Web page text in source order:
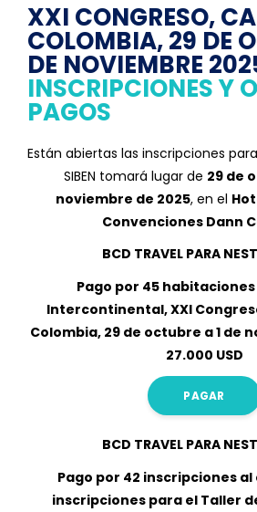
XXI CONGRESO,
COLOMBIA, 29 DE
DE NOVIEMBRE
INSCRIPCIONES Y
PAGOS
Están abiertas las inscripciones
SIBEN tomará lugar de 29 de
noviembre de 2025, en el
Convenciones Dann
BCD TRAVEL PARA
Pago por 45
Intercontinental, XXI
Colombia, 29 de octubre a 1 de
27.000 USD
PAGAR
BCD TRAVEL PARA
Pago por 42 inscripciones al
inscripciones para el Taller